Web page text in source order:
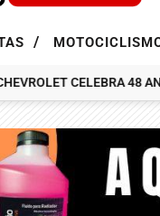
/
CELEBRA 48